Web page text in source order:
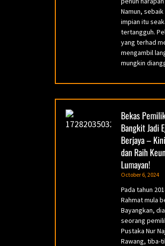
Namun,
impian itu
tertangguh.
yang terhad
mengambil
mungkin
Bekas
Bangkit Jadi
Berjaya –
dan Raih
Lumayan!
October 6, 2024
Pada tahun
Rahmat mula
Bayangkan,
seorang
Pustaka Nur
Rawang, tiba-